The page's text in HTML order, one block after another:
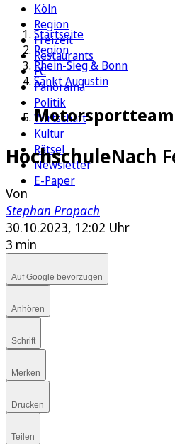
Köln
Region
Freizeit
Restaurants
FC
Panorama
Politik
Wirtschaft
Kultur
Rätsel
Newsletter
E-Paper
Startseite
Region
Rhein-Sieg & Bonn
Sankt Augustin
HochschuleNach
Von
Stephan Propach
30.10.2023, 12:02 Uhr
3 min
Auf Google bevorzugen
Anhören
Schrift
Merken
Drucken
Teilen